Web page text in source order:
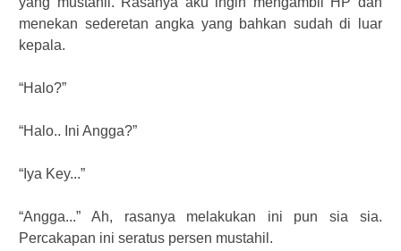
menekan sederetan angka yang bahkan sudah di luar
kepala.
“Halo?”
“Halo.. Ini Angga?”
“Iya Key...”
“Angga...” Ah, rasanya melakukan ini pun sia sia.
Percakapan ini seratus persen mustahil.